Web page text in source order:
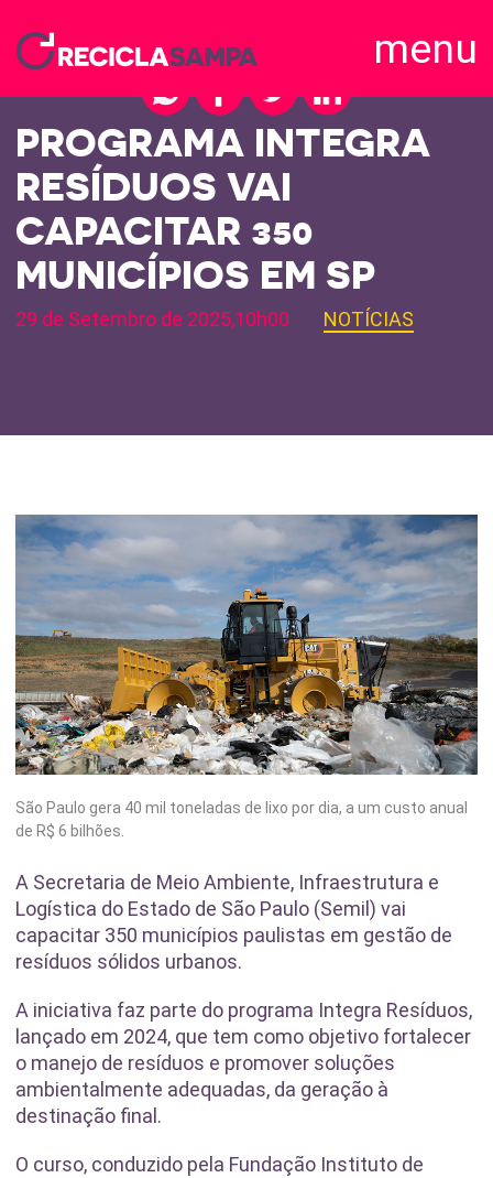
menu
PROGRAMA INTEGRA
RESÍDUOS VAI
CAPACITAR 350
MUNICÍPIOS EM SP
29 de Setembro de 2025,10h00 NOTÍCIAS
São Paulo gera 40 mil toneladas de lixo por dia, a um custo anual
de R$ 6 bilhões.
A Secretaria de Meio Ambiente, Infraestrutura e
Logística do Estado de São Paulo (Semil) vai
capacitar 350 municípios paulistas em gestão de
resíduos sólidos urbanos.
A iniciativa faz parte do programa Integra Resíduos,
lançado em 2024, que tem como objetivo fortalecer
o manejo de resíduos e promover soluções
ambientalmente adequadas, da geração à
destinação final.
O curso, conduzido pela Fundação Instituto de